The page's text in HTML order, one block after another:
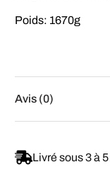
Poids: 1670g
Avis (0)
Livré sous 3 à